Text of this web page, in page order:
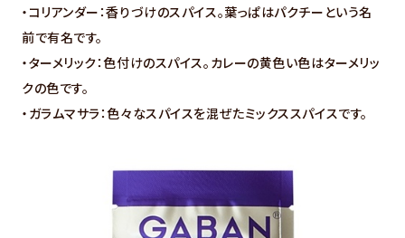
・コリアンダー：香りづけのスパイス。葉っぱはパクチーという名
前で有名です。
・ターメリック：色付けのスパイス。カレーの黄色い色はターメリッ
クの色です。
・ガラムマサラ：色々なスパイスを混ぜたミックススパイスです。